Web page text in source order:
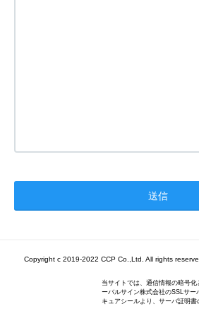
Copyright c 2019-2022 CCP Co.,Ltd. All rights
当サイトでは、通信情報の暗号
ーバルサイン株式会社のSSLサ
キュアシールより、サーバ証明書